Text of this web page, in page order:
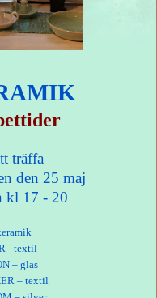
träffa
den 25 maj
kl 17 - 20
- textil
– glas
– textil